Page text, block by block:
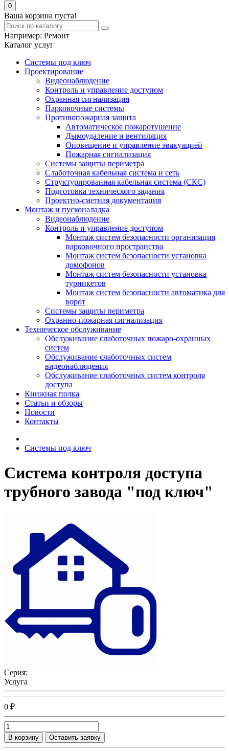
0
Ваша корзина пуста!
Например: Ремонт
Каталог услуг
Системы под ключ
Проектирование
Видеонаблюдение
Контроль и управление доступом
Охранная сигнализация
Парковочные системы
Противопожарная защита
Автоматическое пожаротушение
Дымоудаление и вентиляция
Оповещение и управление эвакуацией
Пожарная сигнализация
Системы защиты периметра
Слаботочная кабельная система и сеть
Структурированная кабельная система (СКС)
Подготовка технического задания
Проектно-сметная документация
Монтаж и пусконаладка
Видеонаблюдение
Контроль и управление доступом
Монтаж систем безопасности организация
парковочного пространства
Монтаж систем безопасности установка
домофонов
Монтаж систем безопасности установка
турникетов
Монтаж систем безопасности автоматика для
ворот
Системы защиты периметра
Охранно-пожарная сигнализация
Техническое обслуживание
Обслуживание слаботочных пожаро-охранных
систем
Обслуживание слаботочных систем
видеонаблюдения
Обслуживание слаботочных систем контроля
доступа
Книжная полка
Статьи и обзоры
Новости
Контакты
Системы под ключ
Система контроля доступа
трубного завода "под ключ"
Серия:
Услуга
0 ₽
В корзину Оставить заявку